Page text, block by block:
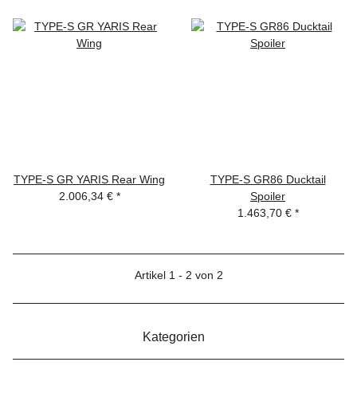
TYPE-S GR YARIS Rear Wing
2.006,34 € *
TYPE-S GR86 Ducktail
Spoiler
1.463,70 € *
Artikel 1 - 2 von 2
Kategorien